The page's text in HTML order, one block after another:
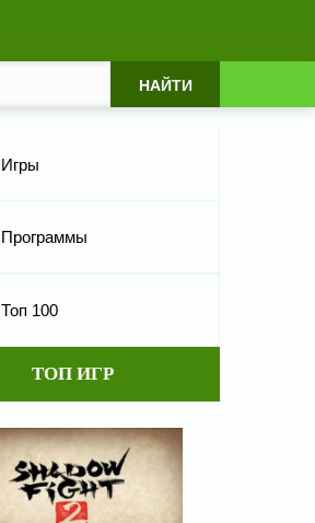
Игры
Программы
Топ 100
ТОП ИГР